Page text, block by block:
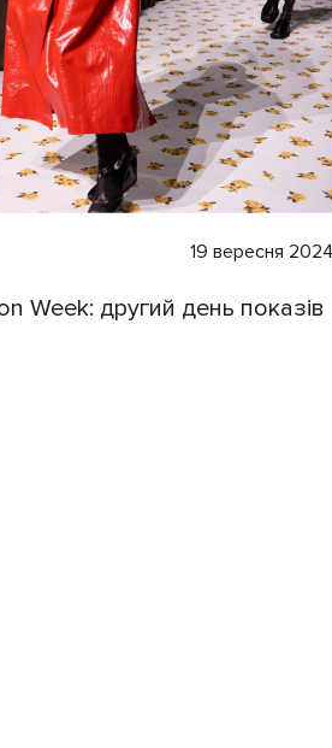
19 вересня 2024
Week: другий день показів